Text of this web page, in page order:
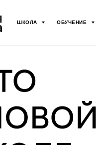
ШКОЛА ОБУЧЕНИЕ